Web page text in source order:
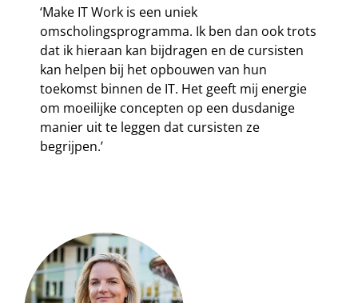
‘Make IT Work is een uniek
omscholingsprogramma. Ik ben dan ook trots
dat ik hieraan kan bijdragen en de cursisten
kan helpen bij het opbouwen van hun
toekomst binnen de IT. Het geeft mij energie
om moeilijke concepten op een dusdanige
manier uit te leggen dat cursisten ze
begrijpen.’